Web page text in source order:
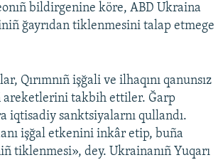
bildirgenine köre, ABD Ukraina
ğayrıdan tiklenmesini talap etmege
Qırımnıñ işğali ve ilhaqını qanunsız
areketlerini takbih ettiler. Ğarp
iqtisadiy sanktsiyalarnı qullandı.
işğal etkenini inkâr etip, buña
tiklenmesi», dey. Ukrainanıñ Yuqarı